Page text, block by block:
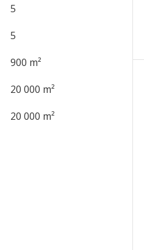
5
5
900 m²
20 000 m²
20 000 m²